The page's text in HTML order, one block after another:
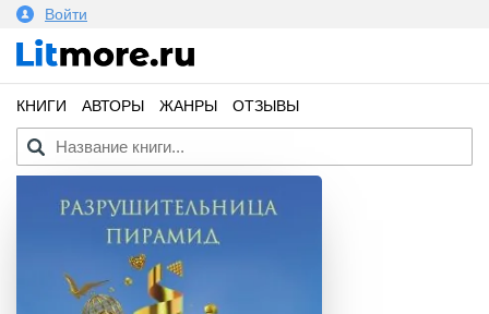
Войти
КНИГИ АВТОРЫ ЖАНРЫ ОТЗЫВЫ